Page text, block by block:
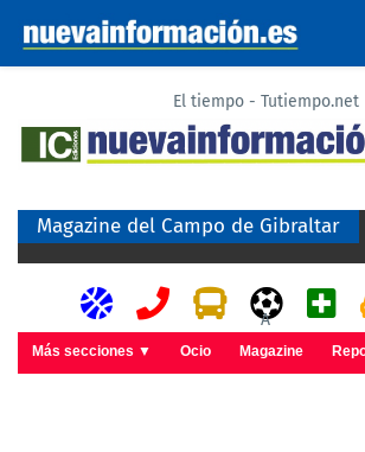
El tiempo - Tutiempo.net
Magazine del Campo de Gibraltar
A
Más secciones ▼ Ocio Magazine